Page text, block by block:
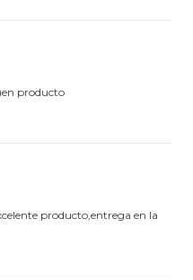
producto
producto,entrega en la